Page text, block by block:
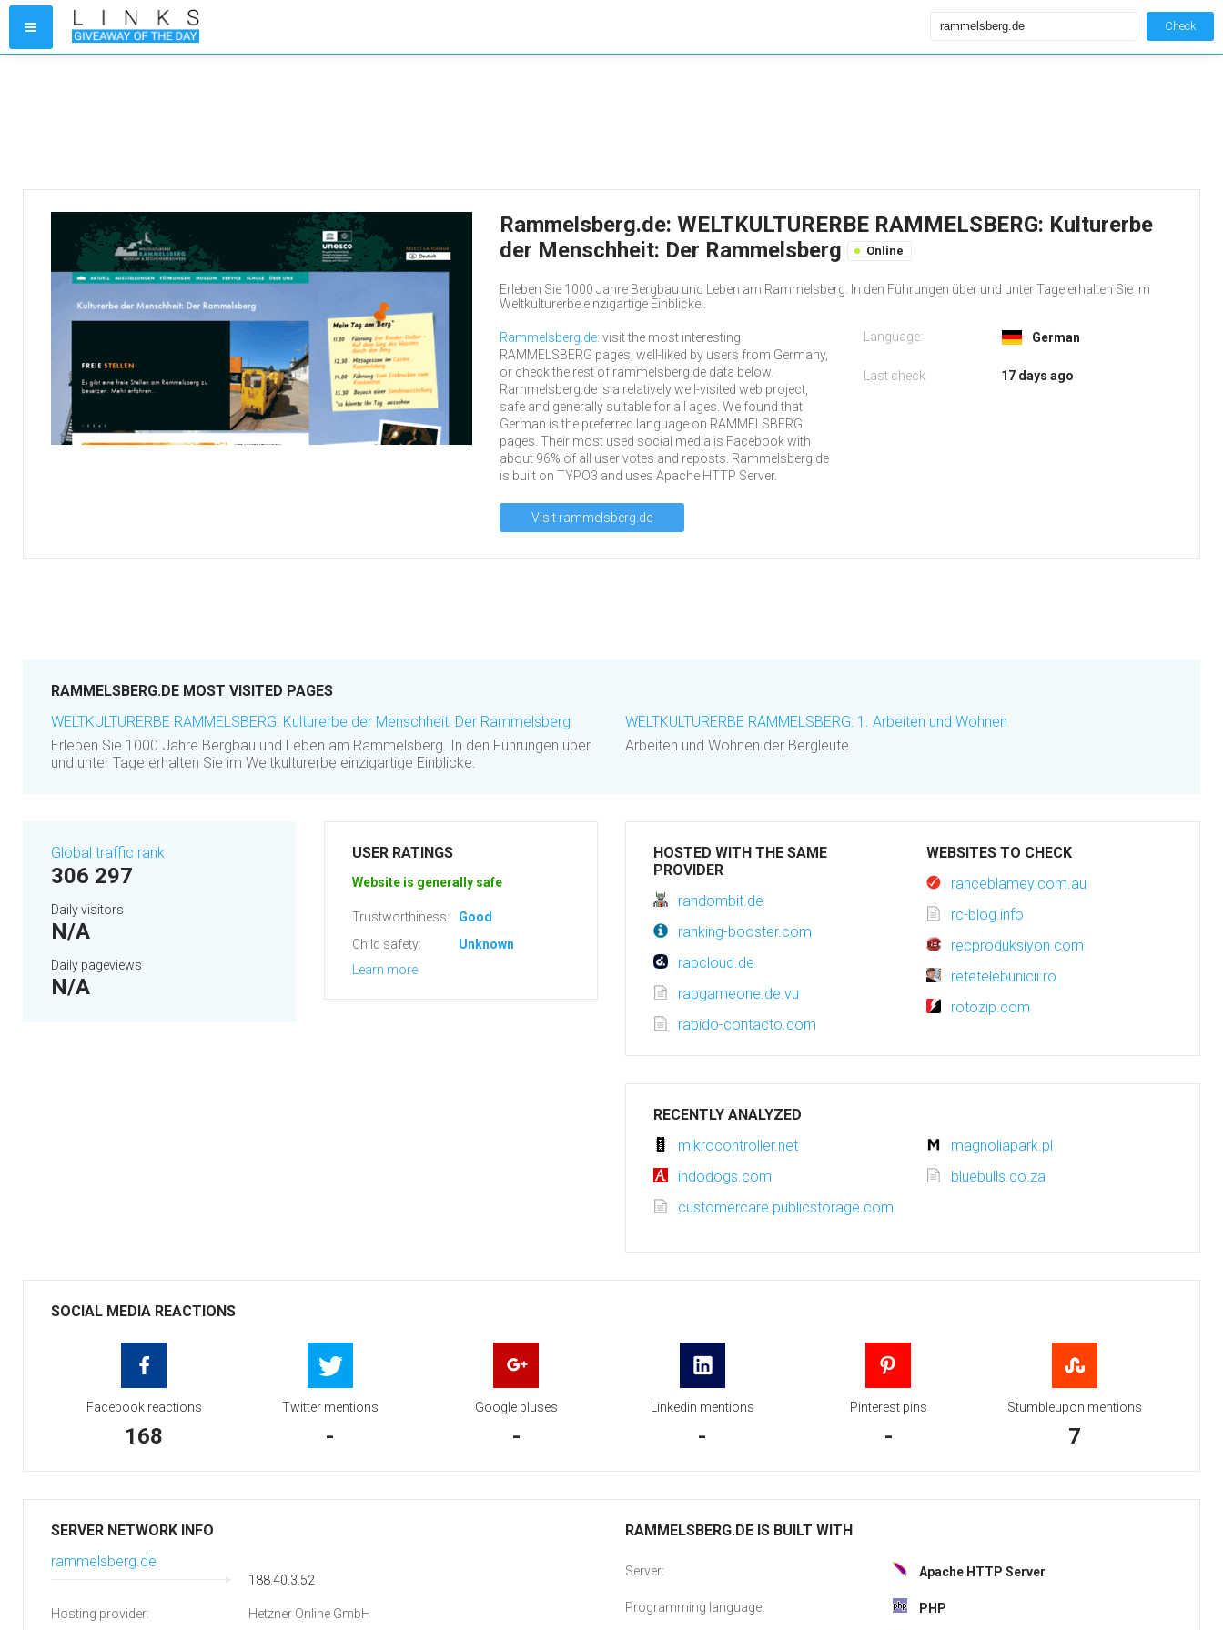
Check
Rammelsberg.de: WELTKULTURERBE RAMMELSBERG: Kulturerbe
der Menschheit: Der Rammelsberg
Online
Erleben Sie 1000 Jahre Bergbau und Leben am Rammelsberg. In den Führungen über und unter Tage erhalten Sie im
Weltkulturerbe einzigartige Einblicke..
Rammelsberg.de: visit the most interesting
RAMMELSBERG pages, well-liked by users from Germany,
or check the rest of rammelsberg.de data below.
Rammelsberg.de is a relatively well-visited web project,
safe and generally suitable for all ages. We found that
German is the preferred language on RAMMELSBERG
pages. Their most used social media is Facebook with
about 96% of all user votes and reposts. Rammelsberg.de
is built on TYPO3 and uses Apache HTTP Server.
Visit rammelsberg.de
Language: German
Last check 17 days ago
RAMMELSBERG.DE MOST VISITED PAGES
WELTKULTURERBE RAMMELSBERG: Kulturerbe der Menschheit: Der Rammelsberg
Erleben Sie 1000 Jahre Bergbau und Leben am Rammelsberg. In den Führungen über
und unter Tage erhalten Sie im Weltkulturerbe einzigartige Einblicke.
WELTKULTURERBE RAMMELSBERG: 1. Arbeiten und Wohnen
Arbeiten und Wohnen der Bergleute.
Global traffic rank
306 297
Daily visitors
N/A
Daily pageviews
N/A
USER RATINGS
Website is generally safe
Trustworthiness:
Good
Child safety:
Unknown
Learn more
HOSTED WITH THE SAME
PROVIDER
randombit.de
ranking-booster.com
rapcloud.de
rapgameone.de.vu
rapido-contacto.com
WEBSITES TO CHECK
ranceblamey.com.au
rc-blog.info
recproduksiyon.com
retetelebunicii.ro
rotozip.com
RECENTLY ANALYZED
mikrocontroller.net
magnoliapark.pl
indodogs.com
bluebulls.co.za
customercare.publicstorage.com
SOCIAL MEDIA REACTIONS
Facebook reactions
168
Twitter mentions
-
Google pluses
-
Linkedin mentions
-
Pinterest pins
-
Stumbleupon mentions
7
SERVER NETWORK INFO
rammelsberg.de
188.40.3.52
Hosting provider: Hetzner Online GmbH
RAMMELSBERG.DE IS BUILT WITH
Server: Apache HTTP Server
Programming language: PHP